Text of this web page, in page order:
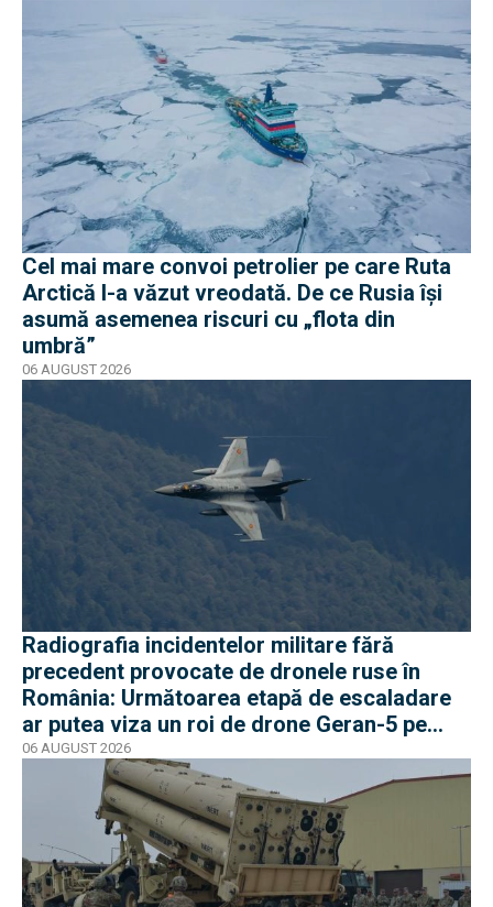
Cel mai mare convoi petrolier pe care Ruta
Arctică l-a văzut vreodată. De ce Rusia își
asumă asemenea riscuri cu „flota din
umbră”
06 AUGUST 2026
Radiografia incidentelor militare fără
precedent provocate de dronele ruse în
România: Următoarea etapă de escaladare
ar putea viza un roi de drone Geran-5 pe
direcția Galați-Reni
06 AUGUST 2026